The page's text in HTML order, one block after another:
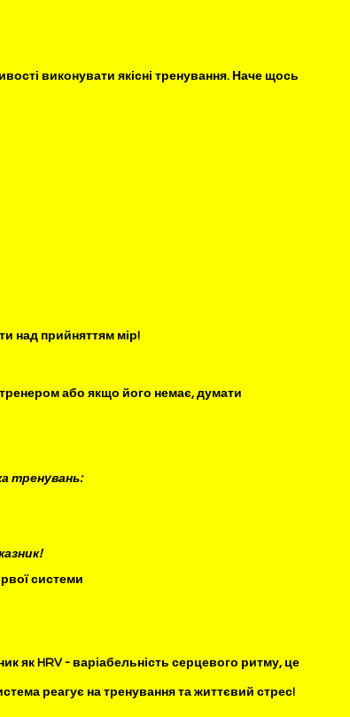
виконувати якісні тренування. Наче щось
над прийняттям мір!
або якщо його немає, думати
тренувань:
системи
як HRV - варіабельність серцевого ритму, це
реагує на тренування та життєвий стрес!